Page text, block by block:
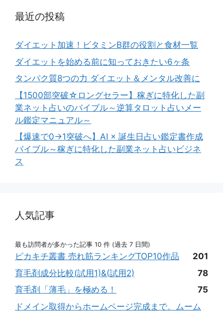
最近の投稿
ダイエット加速！ビタミンB群の役割と食材一覧
ダイエットを始める前に知っておきたい6ヶ条
タンパク質8つの力 ダイエット＆メンタル改善に
【1500部突破☆ロングセラー】稼ぎに特化した副
業ネット占いのバイブル～逆算タロット占いメー
ル鑑定マニュアル～
【爆速で0→1突破へ】AI × 誕生日占い鑑定書作成
バイブル～稼ぎに特化した副業ネット占いビジネ
ス
人気記事
最も訪問者が多かった記事 10 件 (過去 7 日間)
ピカキチ叢書 売れ筋ランキングTOP10作品
201
育毛剤成分比較(試用1)&(試用2)
78
育毛剤「薄毛」を極める！
75
ドメイン取得からホームページ完成まで。ムーム